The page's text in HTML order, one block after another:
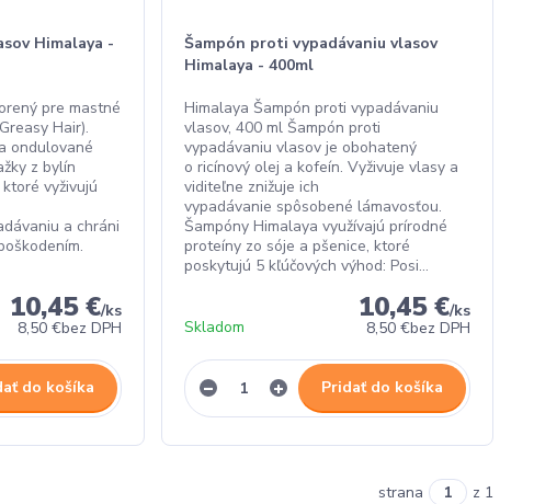
Himalaya -
pre mastné
Hair).
ondulované
z bylín
vyživujú
a chráni
10,45 €/ks
8,50 €bez DPH
do košíka
Šampón proti vypadávaniu vlasov
Himalaya - 400ml
Himalaya Šampón proti vypadávaniu
vlasov, 400 ml Šampón proti
vypadávaniu vlasov je obohatený
o ricínový olej a kofeín. Vyživuje vlasy a
viditeľne znižuje ich
vypadávanie spôsobené lámavosťou.
Šampóny Himalaya využívajú prírodné
proteíny zo sóje a pšenice, ktoré
poskytujú 5 kľúčových výhod: Posi...
10,45 €/ks
8,50 €bez DPH
Skladom
Pridať do košíka
strana z 1